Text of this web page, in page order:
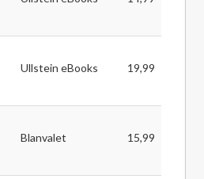
Ullstein eBooks 19,99
Blanvalet 15,99